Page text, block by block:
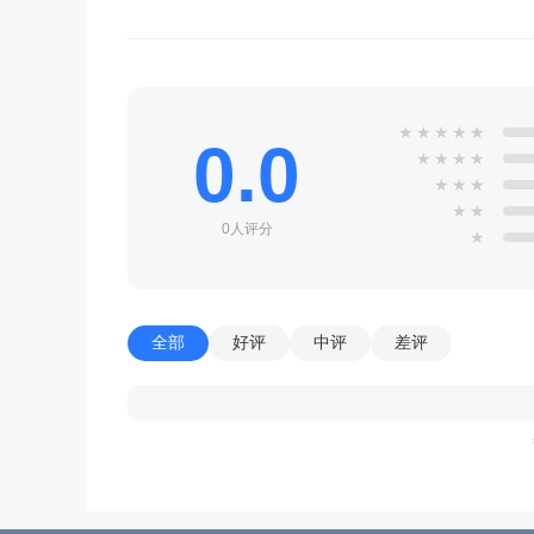
0.0
0人评分
★ ★ ★ ★ ★
★ ★ ★ ★
★ ★ ★
★ ★
★
全部 好评 中评 差评